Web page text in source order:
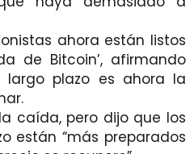
ahora están listos
de Bitcoin’, afirmando
plazo es ahora la
caída, pero dijo que los
están “más preparados